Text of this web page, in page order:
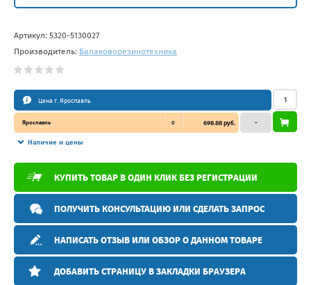
Артикул: 5320-5130027
Производитель: Балаковорезинотехника
Цена г. Ярославль
Ярославль 0 698.88 руб.
Наличие и цены
–
КУПИТЬ ТОВАР В ОДИН КЛИК БЕЗ РЕГИСТРАЦИИ
ПОЛУЧИТЬ КОНСУЛЬТАЦИЮ ИЛИ СДЕЛАТЬ ЗАПРОС
НАПИСАТЬ ОТЗЫВ ИЛИ ОБЗОР О ДАННОМ ТОВАРЕ
ДОБАВИТЬ СТРАНИЦУ В ЗАКЛАДКИ БРАУЗЕРА